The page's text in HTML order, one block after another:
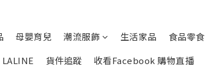
母嬰育兒 潮流服飾 生活家品 食品零食
LALINE
貨件追蹤 收看Facebook 購物直播